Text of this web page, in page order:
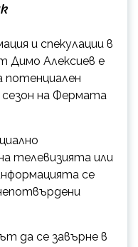
и спекулации в
Димо Алексиев е
потенциален
на Фермата
телевизията или
се
да се завърне в